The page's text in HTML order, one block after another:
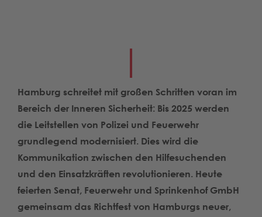
Hamburg schreitet mit großen Schritten voran im
Bereich der Inneren Sicherheit: Bis 2025 werden
die Leitstellen von Polizei und Feuerwehr
grundlegend modernisiert. Dies wird die
Kommunikation zwischen den Hilfesuchenden
und den Einsatzkräften revolutionieren. Heute
feierten Senat, Feuerwehr und Sprinkenhof GmbH
gemeinsam das Richtfest von Hamburgs neuer,